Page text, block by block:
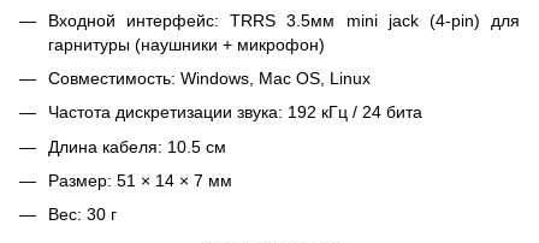
Входной интерфейс: TRRS 3.5мм mini jack (4-pin) для
гарнитуры (наушники + микрофон)
Совместимость: Windows, Mac OS, Linux
Частота дискретизации звука: 192 кГц / 24 бита
Длина кабеля: 10.5 см
Размер: 51 × 14 × 7 мм
Вес: 30 г